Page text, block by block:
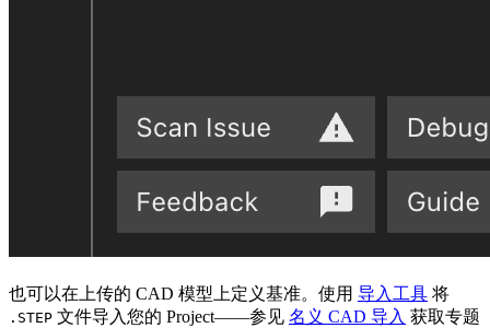
也可以在上传的 CAD 模型上定义基准。使用 导入工具 将
.STEP 文件导入您的 Project——参见 名义 CAD 导入 获取专题